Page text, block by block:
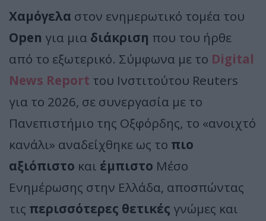
Χαμόγελα στον ενημερωτικό τομέα του
Open για μια διάκριση που του ήρθε
από το εξωτερικό. Σύμφωνα με το Digital
News Report του Ινστιτούτου Reuters
για το 2026, σε συνεργασία με το
Πανεπιστήμιο της Οξφόρδης, το «ανοιχτό
κανάλι» αναδείχθηκε ως το πιο
αξιόπιστο και έμπιστο Μέσο
Ενημέρωσης στην Ελλάδα, αποσπώντας
τις περισσότερες θετικές γνώμες και